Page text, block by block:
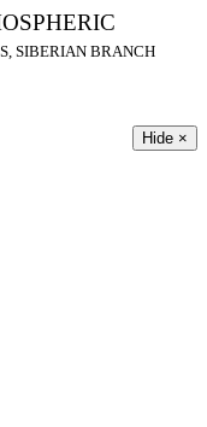
SIBERIAN BRANCH
Hide ×